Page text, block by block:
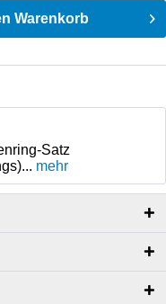
Warenkorb
Satz
mehr